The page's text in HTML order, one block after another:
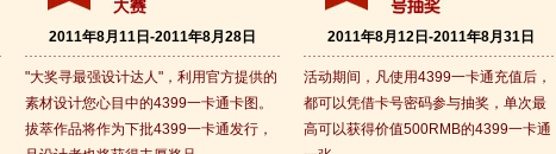
2011年8月11日-2011年8月28日
"大奖寻最强设计达人"，利用官方提供的
素材设计您心目中的4399一卡通卡图。
拔萃作品将作为下批4399一卡通发行，
2011年8月12日-2011年8月31日
活动期间，凡使用4399一卡通充值后，
都可以凭借卡号密码参与抽奖，单次最
高可以获得价值500RMB的4399一卡通